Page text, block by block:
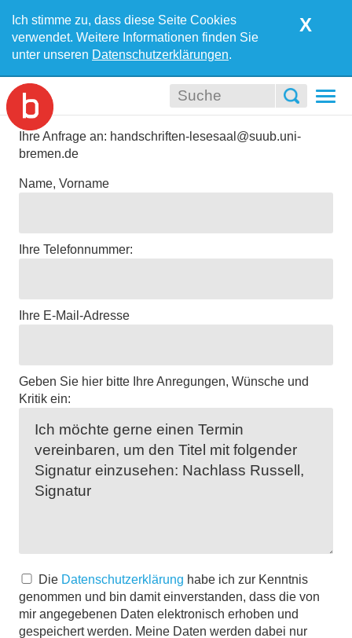
Ich stimme zu, dass diese Seite Cookies
verwendet. Weitere Informationen finden Sie
unter unseren Datenschutzerklärungen.
X
Ihre Anfrage an: handschriften-lesesaal@suub.uni-
bremen.de
Name, Vorname
Ihre Telefonnummer:
Ihre E-Mail-Adresse
Geben Sie hier bitte Ihre Anregungen, Wünsche und
Kritik ein:
Die Datenschutzerklärung habe ich zur Kenntnis
genommen und bin damit einverstanden, dass die von
mir angegebenen Daten elektronisch erhoben und
gespeichert werden. Meine Daten werden dabei nur